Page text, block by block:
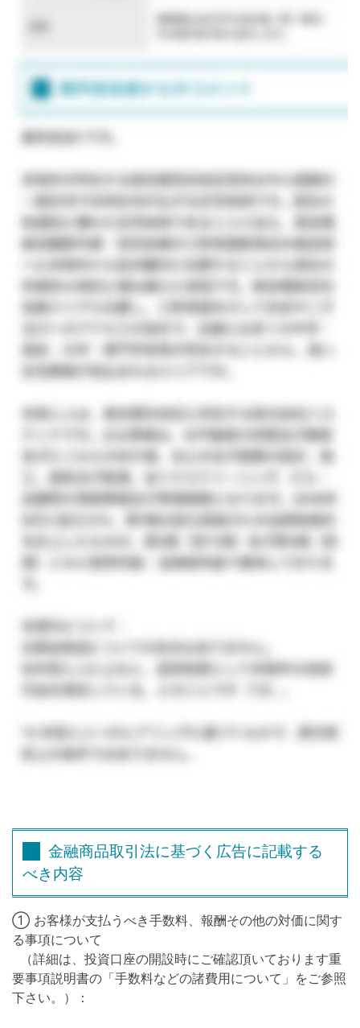
金融商品取引法に基づく広告に記載する
べき内容
① お客様が支払うべき手数料、報酬その他の対価に関す
る事項について
（詳細は、投資口座の開設時にご確認頂いております重
要事項説明書の「手数料などの諸費用について」をご参照
下さい。）：